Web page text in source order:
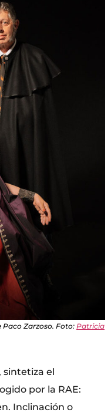
Paco Zarzoso. Foto: Patricia
sintetiza el
por la RAE:
Inclinación o